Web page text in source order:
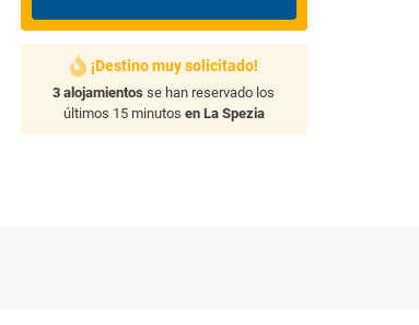
¡Destino muy solicitado!
3 alojamientos se han reservado los
últimos 15 minutos en La Spezia